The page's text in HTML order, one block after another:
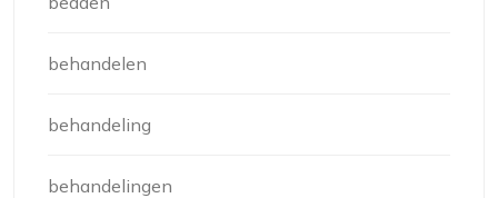
behandelen
behandeling
behandelingen